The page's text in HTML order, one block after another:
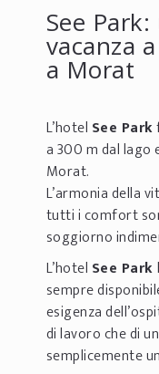
See
vacanza
a Morat
L’hotel See Park
a 300 m dal lago
Morat.
L’armonia della
tutti i comfort
soggiorno
L’hotel See Park
sempre
esigenza
di lavoro che di
semplicemente